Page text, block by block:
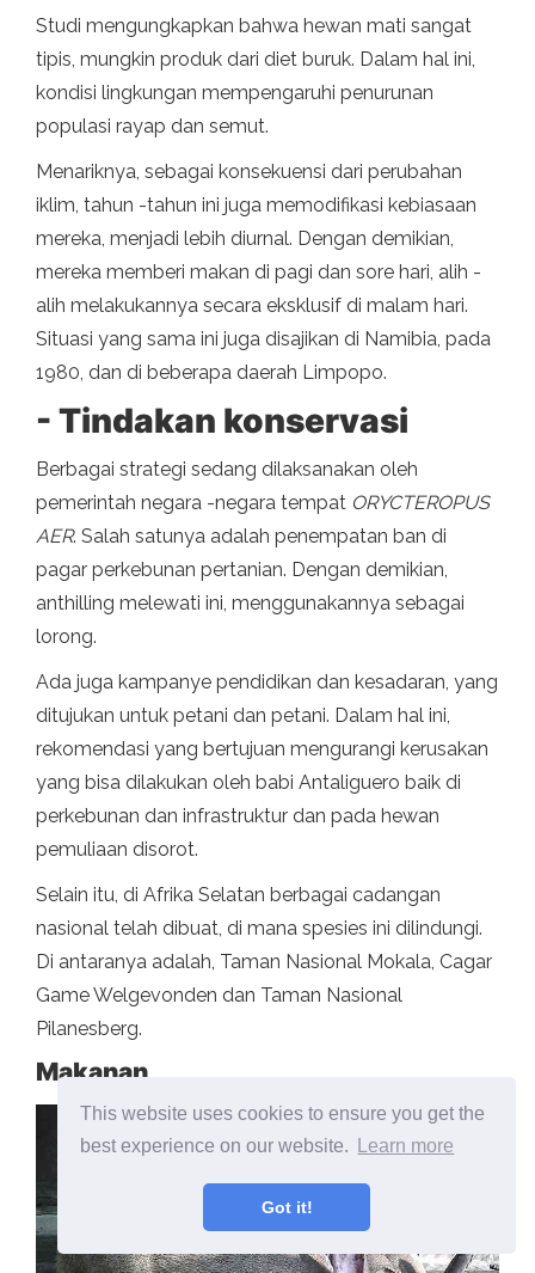
This website uses cookies to ensure you get the
best experience on our website.
Learn more
Got it!
Studi mengungkapkan bahwa hewan mati sangat
tipis, mungkin produk dari diet buruk. Dalam hal ini,
kondisi lingkungan mempengaruhi penurunan
populasi rayap dan semut.
Menariknya, sebagai konsekuensi dari perubahan
iklim, tahun -tahun ini juga memodifikasi kebiasaan
mereka, menjadi lebih diurnal. Dengan demikian,
mereka memberi makan di pagi dan sore hari, alih -
alih melakukannya secara eksklusif di malam hari.
Situasi yang sama ini juga disajikan di Namibia, pada
1980, dan di beberapa daerah Limpopo.
- Tindakan konservasi
Berbagai strategi sedang dilaksanakan oleh
pemerintah negara -negara tempat ORYCTEROPUS
AER. Salah satunya adalah penempatan ban di
pagar perkebunan pertanian. Dengan demikian,
anthilling melewati ini, menggunakannya sebagai
lorong.
Ada juga kampanye pendidikan dan kesadaran, yang
ditujukan untuk petani dan petani. Dalam hal ini,
rekomendasi yang bertujuan mengurangi kerusakan
yang bisa dilakukan oleh babi Antaliguero baik di
perkebunan dan infrastruktur dan pada hewan
pemuliaan disorot.
Selain itu, di Afrika Selatan berbagai cadangan
nasional telah dibuat, di mana spesies ini dilindungi.
Di antaranya adalah, Taman Nasional Mokala, Cagar
Game Welgevonden dan Taman Nasional
Pilanesberg.
Makanan